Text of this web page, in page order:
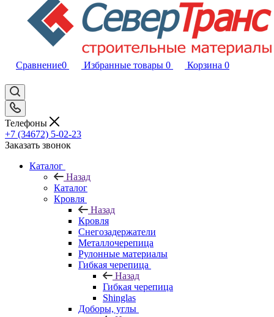
Сравнение0 Избранные товары 0 Корзина 0
Телефоны
+7 (34672) 5-02-23
Заказать звонок
Каталог
Назад
Каталог
Кровля
Назад
Кровля
Снегозадержатели
Металлочерепица
Рулонные материалы
Гибкая черепица
Назад
Гибкая черепица
Shinglas
Доборы, углы